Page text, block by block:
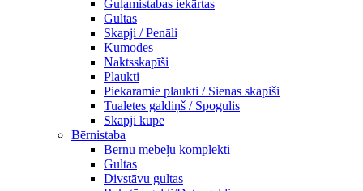
Guļamistabas iekārtas
Gultas
Skapji / Penāli
Kumodes
Naktsskapīši
Plaukti
Piekaramie plaukti / Sienas skapiši
Tualetes galdiņš / Spogulis
Skapji kupe
Bērnistaba
Bērnu mēbeļu komplekti
Gultas
Divstāvu gultas